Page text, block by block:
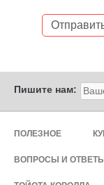
Пишите нам:
ПОЛЕЗНОЕ
ВОПРОСЫ И ОТВЕТЫ